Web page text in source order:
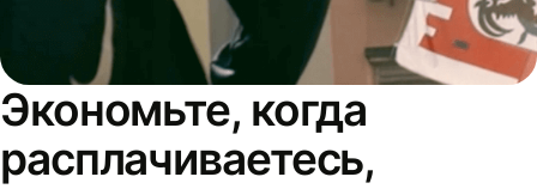
Экономьте, когда
расплачиваетесь,